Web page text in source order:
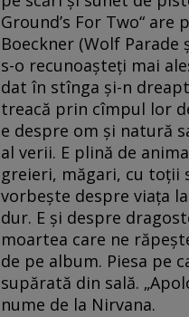
Ground’s For Two“
Boeckner (Wolf
s-o recunoaşteţi mai
dat în stînga şi-n
treacă prin cîmpul lor
e despre om şi natură
al verii. E plină de
greieri, măgari, cu toţii
vorbeşte despre viaţa
dur. E şi despre
moartea care ne
de pe album. Piesa pe
supărată din sală.
nume de la Nirvana.